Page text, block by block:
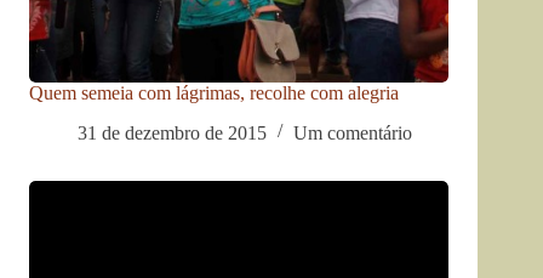
Quem semeia com lágrimas, recolhe com alegria
31 de dezembro de 2015
Um comentário